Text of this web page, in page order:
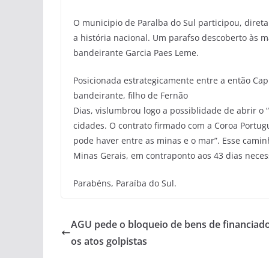
O municipio de Paralba do Sul participou,
a história nacional. Um parafso descoberto às
bandeirante Garcia Paes Leme.
Posicionada estrategicamente entre a então
bandeirante, filho de Fernão
Dias, vislumbrou logo a possiblidade de abrir o
cidades. O contrato firmado com a Coroa
pode haver entre as minas e o mar”. Esse
Minas Gerais, em contraponto aos 43 dias
Parabéns, Paraíba do Sul.
AGU pede o bloqueio de bens de
os atos golpistas